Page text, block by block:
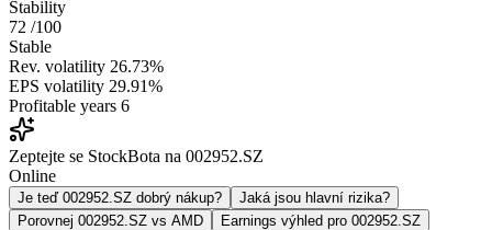
Stability
72 /100
Stable
Rev. volatility 26.73%
EPS volatility 29.91%
Profitable years 6
Zeptejte se StockBota na 002952.SZ
Online
Je teď 002952.SZ dobrý nákup?
Jaká jsou hlavní rizika?
Porovnej 002952.SZ vs AMD
Earnings výhled pro 002952.SZ